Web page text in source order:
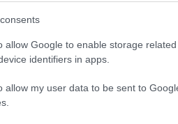
allow Google to enable storage
identifiers in apps.
allow my user data to be sent to
ύποπτα συμπτώματα